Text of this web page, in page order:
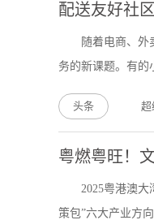
配送友好社
随着电商、外
务的新课题。有的
头条 超
粤燃粤旺！
2025粤港澳
策包”六大产业方